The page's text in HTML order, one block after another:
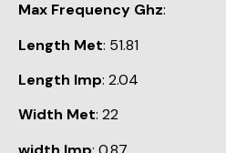
Max Frequency Ghz:
Length Met: 51.81
Length Imp: 2.04
Width Met: 22